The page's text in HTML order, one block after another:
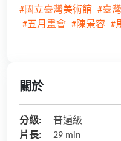
#國立臺灣美術館 #臺
#五月畫會 #陳景容 #
關於
分級:
普遍級
片長:
29 min